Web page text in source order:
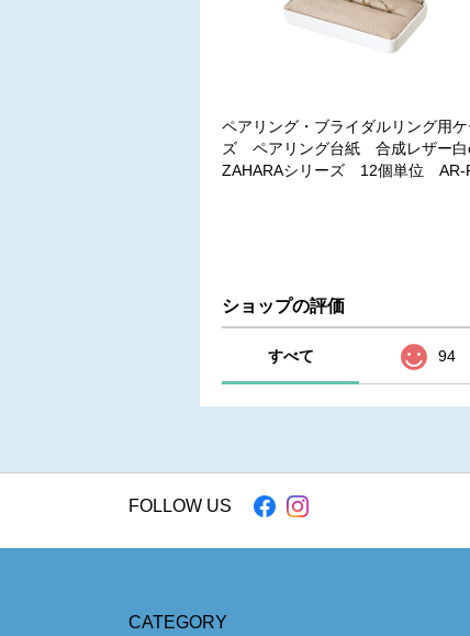
ペアリング・ブライダルリング用
ズ ペアリング台紙 合成レザー
ZAHARAシリーズ 12個単位 AR-
ショップの評価
すべて 94
FOLLOW US
CATEGORY